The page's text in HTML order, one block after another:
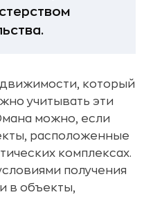
который
учитывать эти
можно, если
расположенные
комплексах.
получения
в объекты,